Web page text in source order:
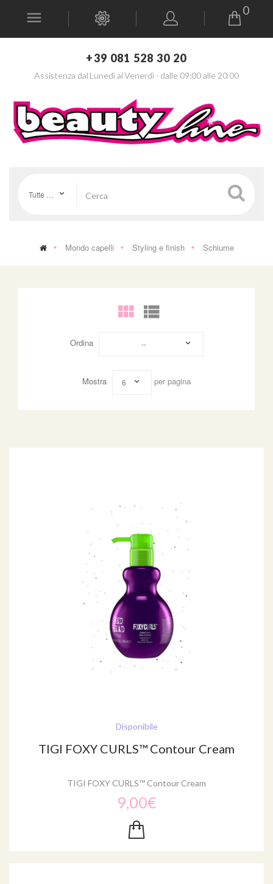
+39 081 528 30 20
Assistenza dal Lunedì al Venerdì - dalle 09:00 alle 20:00
0
Mondo capelli Styling e finish Schiume
Ordina --
Mostra 6 per pagina
Disponibile
TIGI FOXY CURLS™ Contour Cream
TIGI FOXY CURLS™ Contour Cream
9,00€